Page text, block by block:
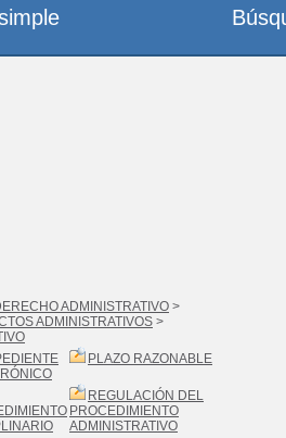
ADMINISTRATIVO >
ADMINISTRATIVOS >
PLAZO RAZONABLE
REGULACIÓN DEL
PROCEDIMIENTO
ADMINISTRATIVO